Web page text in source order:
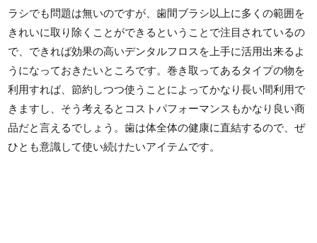
ラシでも問題は無いのですが、歯間ブラシ以上に多くの範囲を
きれいに取り除くことができるということで注目されているの
で、できれば効果の高いデンタルフロスを上手に活用出来るよ
うになっておきたいところです。巻き取ってあるタイプの物を
利用すれば、節約しつつ使うことによってかなり長い間利用で
きますし、そう考えるとコストパフォーマンスもかなり良い商
品だと言えるでしょう。歯は体全体の健康に直結するので、ぜ
ひとも意識して使い続けたいアイテムです。